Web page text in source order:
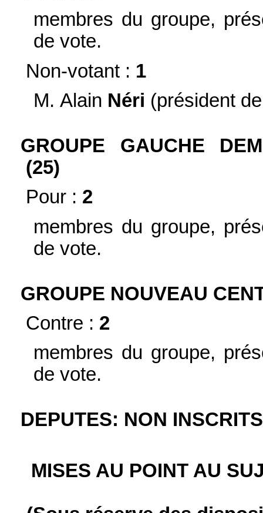
membres du groupe,
de vote.
Non-votant : 1
M. Alain Néri (président
GROUPE GAUCHE
(25)
Pour : 2
membres du groupe,
de vote.
GROUPE NOUVEAU
Contre : 2
membres du groupe,
de vote.
DEPUTES: NON
MISES AU POINT AU